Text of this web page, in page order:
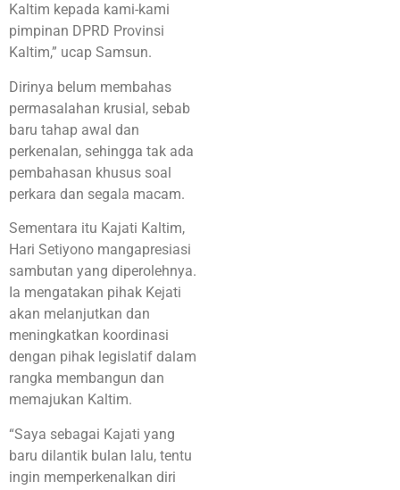
Kaltim kepada kami-kami
pimpinan DPRD Provinsi
Kaltim,” ucap Samsun.
Dirinya belum membahas
permasalahan krusial, sebab
baru tahap awal dan
perkenalan, sehingga tak ada
pembahasan khusus soal
perkara dan segala macam.
Sementara itu Kajati Kaltim,
Hari Setiyono mangapresiasi
sambutan yang diperolehnya.
Ia mengatakan pihak Kejati
akan melanjutkan dan
meningkatkan koordinasi
dengan pihak legislatif dalam
rangka membangun dan
memajukan Kaltim.
“Saya sebagai Kajati yang
baru dilantik bulan lalu, tentu
ingin memperkenalkan diri